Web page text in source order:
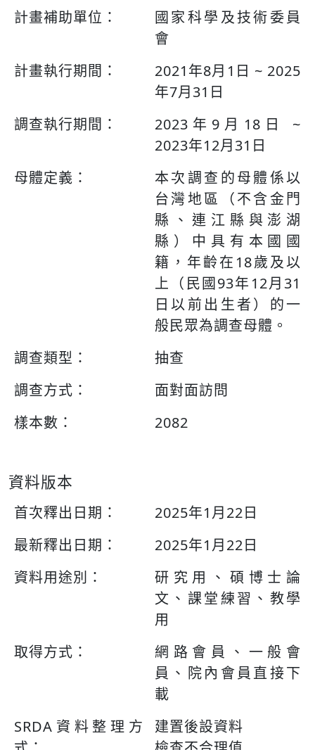
計畫補助單位：
國家科學及技術委員
會
計畫執行期間：
2021年8月1日 ~ 2025
年7月31日
調查執行期間：
2023年9月18日 ~
2023年12月31日
母體定義：
本次調查的母體係以
台灣地區（不含金門
縣、連江縣與澎湖
縣）中具有本國國
籍，年齡在18歲及以
上（民國93年12月31
日以前出生者）的一
般民眾為調查母體。
調查類型：
抽查
調查方式：
面對面訪問
樣本數：
2082
資料版本
首次釋出日期：
2025年1月22日
最新釋出日期：
2025年1月22日
資料用途別：
研究用、碩博士論
文、課堂練習、教學
用
取得方式：
網路會員、一般會
員、院內會員直接下
載
SRDA資料整理方
建置後設資料